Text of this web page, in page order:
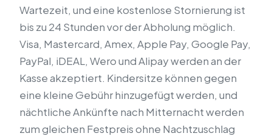
Wartezeit, und eine kostenlose Stornierung ist
bis zu 24 Stunden vor der Abholung möglich.
Visa, Mastercard, Amex, Apple Pay, Google Pay,
PayPal, iDEAL, Wero und Alipay werden an der
Kasse akzeptiert. Kindersitze können gegen
eine kleine Gebühr hinzugefügt werden, und
nächtliche Ankünfte nach Mitternacht werden
zum gleichen Festpreis ohne Nachtzuschlag